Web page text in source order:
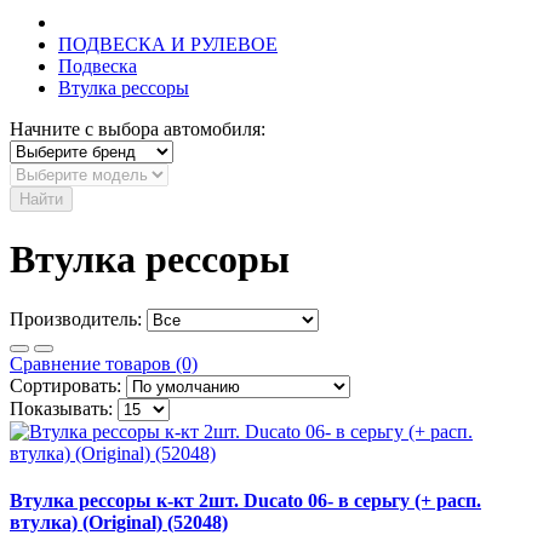
ПОДВЕСКА И РУЛЕВОЕ
Подвеска
Втулка рессоры
Начните с выбора автомобиля:
Найти
Втулка рессоры
Производитель:
Сравнение товаров (0)
Сортировать:
Показывать:
Втулка реcсоры к-кт 2шт. Ducato 06- в серьгу (+ расп.
втулка) (Original) (52048)